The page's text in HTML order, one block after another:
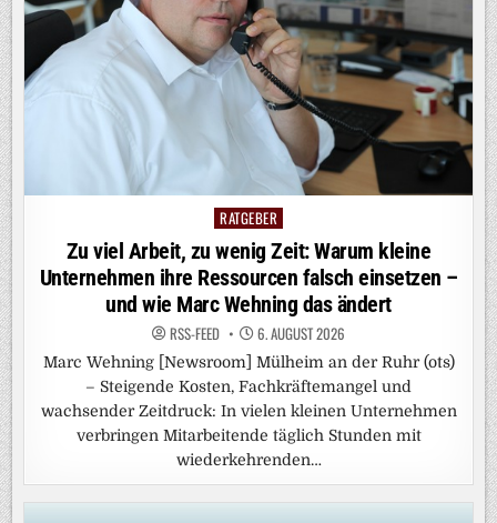
Posted
RATGEBER
Zu viel Arbeit, zu wenig Zeit: Warum kleine
Unternehmen ihre Ressourcen falsch einsetzen –
und wie Marc Wehning das ändert
RSS-FEED 6. AUGUST 2026
Marc Wehning [Newsroom] Mülheim an der Ruhr (ots)
– Steigende Kosten, Fachkräftemangel und
wachsender Zeitdruck: In vielen kleinen Unternehmen
verbringen Mitarbeitende täglich Stunden mit
wiederkehrenden…